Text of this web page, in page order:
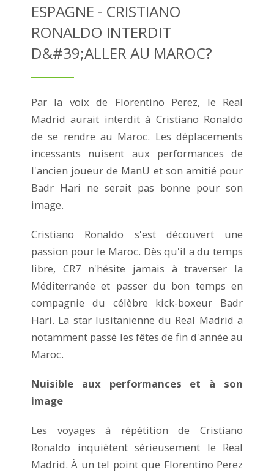
ESPAGNE - CRISTIANO
RONALDO INTERDIT
D&#39;ALLER AU MAROC?
Par la voix de Florentino Perez, le Real
Madrid aurait interdit à Cristiano Ronaldo
de se rendre au Maroc. Les déplacements
incessants nuisent aux performances de
l'ancien joueur de ManU et son amitié pour
Badr Hari ne serait pas bonne pour son
image.
Cristiano Ronaldo s'est découvert une
passion pour le Maroc. Dès qu'il a du temps
libre, CR7 n'hésite jamais à traverser la
Méditerranée et passer du bon temps en
compagnie du célèbre kick-boxeur Badr
Hari. La star lusitanienne du Real Madrid a
notamment passé les fêtes de fin d'année au
Maroc.
Nuisible aux performances et à son
image
Les voyages à répétition de Cristiano
Ronaldo inquiètent sérieusement le Real
Madrid. À un tel point que Florentino Perez